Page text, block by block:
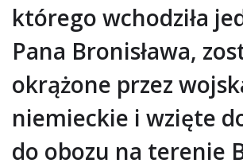
którego wchodziła
Pana Bronisława,
okrążone przez
niemieckie i wzięte
do obozu na terenie